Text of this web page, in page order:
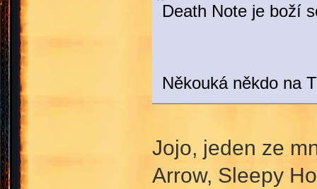
Death Note je boží
Někouká někdo na
Jojo, jeden ze
Arrow, Sleepy